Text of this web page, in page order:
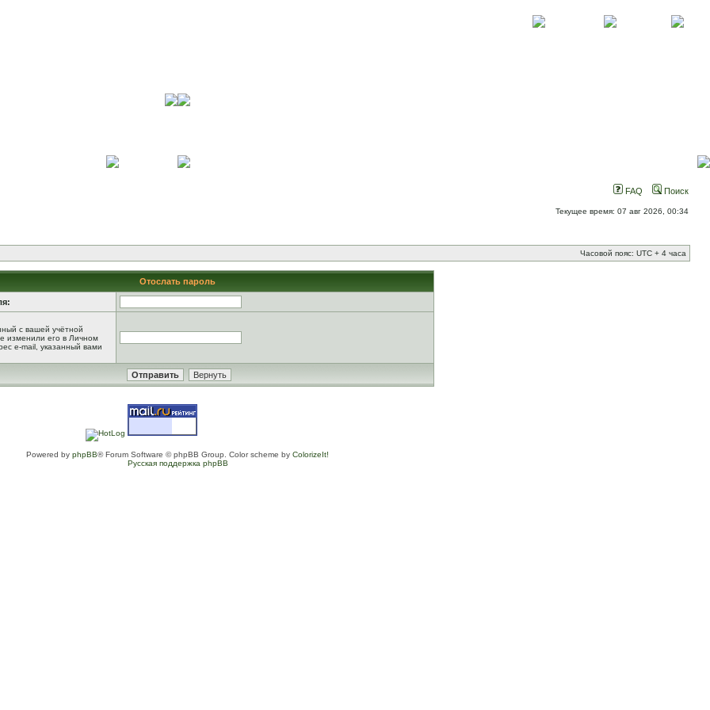
FAQ Поиск
Текущее время: 07 авг 2026, 00:34
Часовой пояс: UTC + 4 часа
Отослать пароль
с вашей учётной
изменили его в Личном
e-mail, указанный вами
Powered by phpBB® Forum Software © phpBB Group. Color scheme by ColorizeIt!
Русская поддержка phpBB